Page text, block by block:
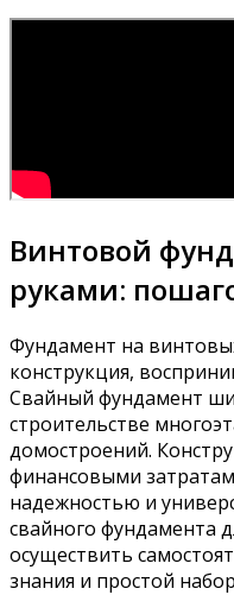
Винтовой
руками:
Фундамент на
конструкция,
Свайный фундамент
строительстве
домостроений.
финансовыми
надежностью и
свайного фундамента
осуществить
знания и простой